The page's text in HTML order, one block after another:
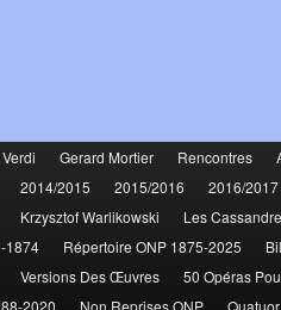
Gerard Mortier Rencontres
2014/2015 2015/2016 2016/2017
Krzysztof Warlikowski Les
1874 Répertoire ONP 1875-2025
Versions Des Œuvres 50 Opéras
2020 Non Reprises ONP